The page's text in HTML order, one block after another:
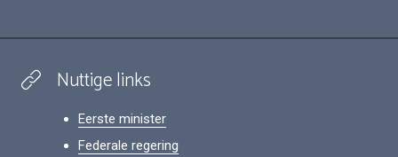
Nuttige links
Eerste minister
Federale regering